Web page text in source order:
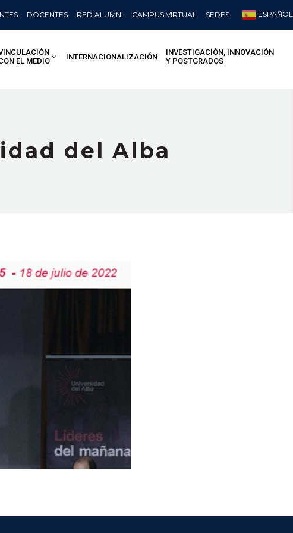
DOCENTES RED ALUMNI CAMPUS VIRTUAL SEDES ESPAÑOL
EL MEDIO
INTERNACIONALIZACIÓN
INVESTIGACIÓN, INNOVACIÓN
Y POSTGRADOS
del Alba